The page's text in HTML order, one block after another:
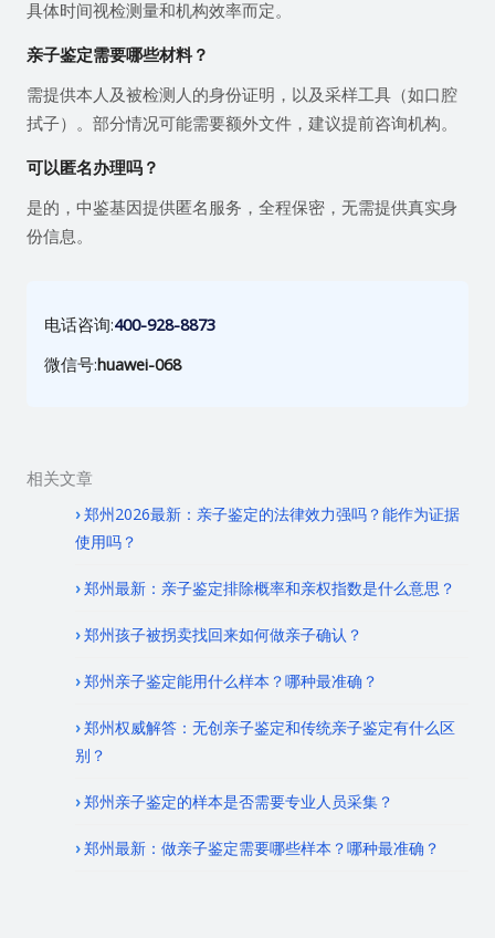
具体时间视检测量和机构效率而定。
亲子鉴定需要哪些材料？
需提供本人及被检测人的身份证明，以及采样工具（如口腔
拭子）。部分情况可能需要额外文件，建议提前咨询机构。
可以匿名办理吗？
是的，中鉴基因提供匿名服务，全程保密，无需提供真实身
份信息。
电话咨询:400-928-8873
微信号:huawei-068
相关文章
郑州2026最新：亲子鉴定的法律效力强吗？能作为证据
使用吗？
郑州最新：亲子鉴定排除概率和亲权指数是什么意思？
郑州孩子被拐卖找回来如何做亲子确认？
郑州亲子鉴定能用什么样本？哪种最准确？
郑州权威解答：无创亲子鉴定和传统亲子鉴定有什么区
别？
郑州亲子鉴定的样本是否需要专业人员采集？
郑州最新：做亲子鉴定需要哪些样本？哪种最准确？